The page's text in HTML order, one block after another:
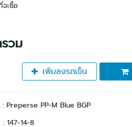
ะซื้อ
รวม
เพิ่มลงรถเข็น
: Preperse PP-M Blue BGP
: 147-14-8